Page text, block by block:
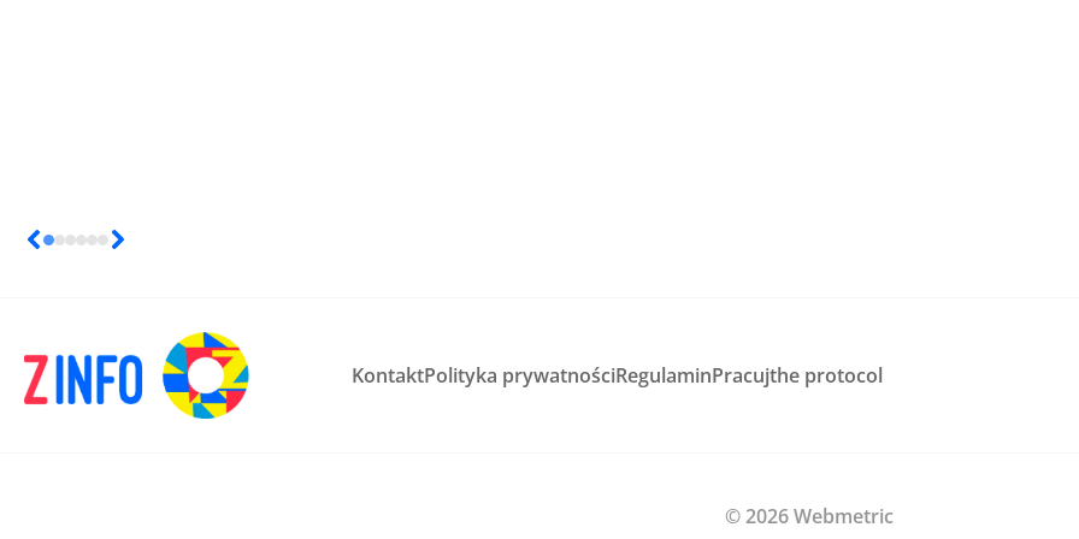
KontaktPolityka prywatnościRegulaminPracujthe protocol
© 2026 Webmetric